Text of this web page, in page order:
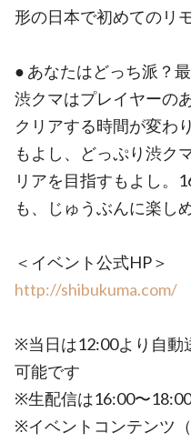
形の日本で初めてのリ
● あなたはどっち派？
渋クマはプレイヤーの
クリアする時間が変わ
もよし、どっぷり渋ク
リアを目指すもよし。
も、じゅうぶんに楽し
＜イベント公式HP＞
http://shibukuma.com/
※当日は12:00より自動
可能です
※生配信は16:00〜
※イベントコンテンツ